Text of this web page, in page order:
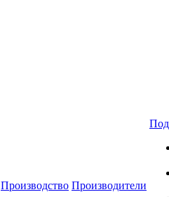
Производство Производители